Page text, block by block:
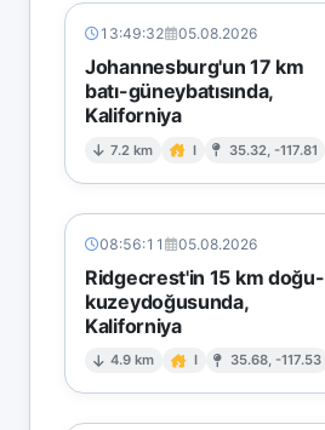
13:49:32 05.08.2026
Johannesburg'un 17 km
batı-güneybatısında,
Kaliforniya
7.2 km I 35.32, -117.81
08:56:11 05.08.2026
Ridgecrest'in 15 km doğu-
kuzeydoğusunda,
Kaliforniya
4.9 km I 35.68, -117.53